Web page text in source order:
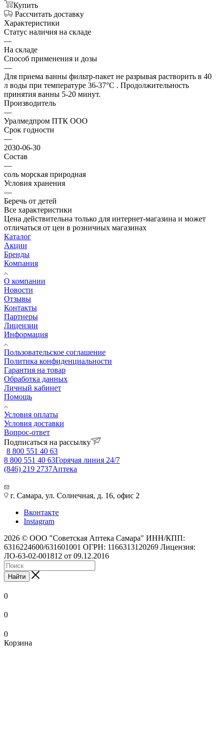
Купить
Рассчитать доставку
Характеристики
Статус наличия на складе
—
На складе
Способ применения и дозы
—
Для приема ванны фильтр-пакет не разрывая растворить в 40
л воды при температуре 36-37°С . Продолжительность
принятия ванны 5-20 минут.
Производитель
—
Уралмедпром ПТК ООО
Срок годности
—
2030-06-30
Состав
—
соль морская природная
Условия хранения
—
Беречь от детей
Все характеристики
Цена действительна только для интернет-магазина и может
отличаться от цен в розничных магазинах
Каталог
Акции
Бренды
Компания
О компании
Новости
Отзывы
Контакты
Партнеры
Лицензии
Информация
Пользовательское соглашение
Политика конфиденциальности
Гарантия на товар
Обработка данных
Личный кабинет
Помощь
Условия оплаты
Условия доставки
Вопрос-ответ
Подписаться на рассылку
8 800 551 40 63
8 800 551 40 63Горячая линия 24/7
(846) 219 2737Аптека
г. Самара, ул. Солнечная, д. 16, офис 2
Вконтакте
Instagram
2026 © ООО "Советская Аптека Самара" ИНН/КПП:
6316224600/631601001 ОГРН: 1166313120269 Лицензия:
ЛО-63-02-001812 от 09.12.2016
Найти
0
0
0
Корзина